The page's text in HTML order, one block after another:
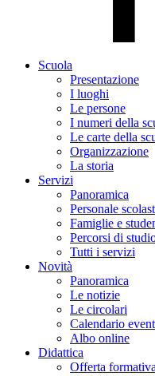
Scuola
Presentazione
I luoghi
Le persone
I numeri della
Le carte della
Organizzazione
La storia
Servizi
Panoramica
Personale
Famiglie e
Percorsi di
Tutti i servizi
Novità
Panoramica
Le notizie
Le circolari
Calendario
Albo online
Didattica
Offerta formativa